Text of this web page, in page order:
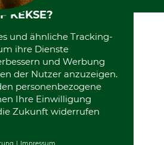
KEKSE?
und ähnliche Tracking-
ihre Dienste
und Werbung
der Nutzer anzuzeigen.
personenbezogene
Ihre Einwilligung
Zukunft widerrufen